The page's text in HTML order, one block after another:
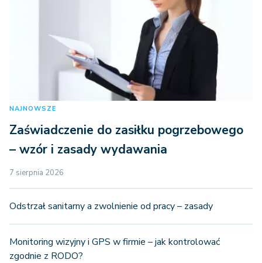
NAJNOWSZE
Zaświadczenie do zasiłku pogrzebowego
– wzór i zasady wydawania
7 sierpnia 2026
Odstrzał sanitarny a zwolnienie od pracy – zasady
Monitoring wizyjny i GPS w firmie – jak kontrolować
zgodnie z RODO?